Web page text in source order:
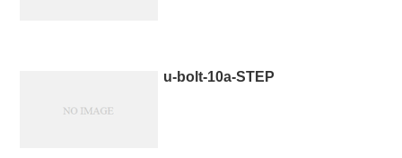
u-bolt-10a-STEP